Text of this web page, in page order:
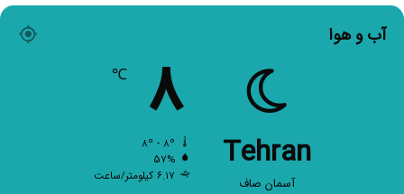
آب و هوا
Tehran
آسمان صاف
۸
۵۷%
۶.۱۷ کیلومتر/ساعت